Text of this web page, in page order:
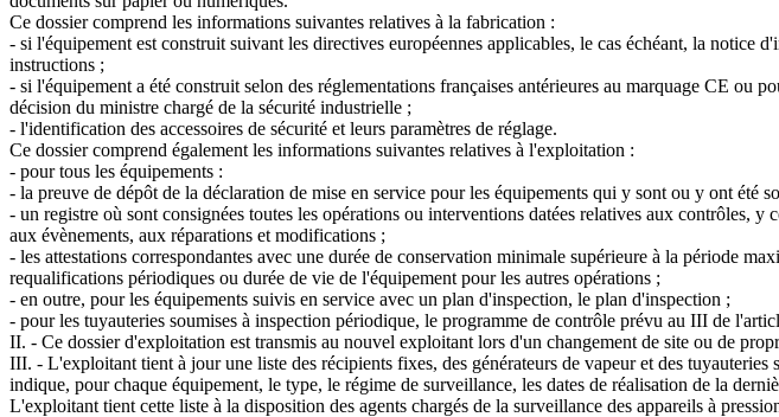
Ce dossier comprend les informations suivantes relatives à la fabrication :
- si l'équipement est construit suivant les directives européennes applicables, le cas échéant, la notice
instructions ;
- si l'équipement a été construit selon des réglementations françaises antérieures au marquage CE ou
décision du ministre chargé de la sécurité industrielle ;
- l'identification des accessoires de sécurité et leurs paramètres de réglage.
Ce dossier comprend également les informations suivantes relatives à l'exploitation :
- pour tous les équipements :
- la preuve de dépôt de la déclaration de mise en service pour les équipements qui y sont ou y ont été
- un registre où sont consignées toutes les opérations ou interventions datées relatives aux contrôles,
aux évènements, aux réparations et modifications ;
- les attestations correspondantes avec une durée de conservation minimale supérieure à la période
requalifications périodiques ou durée de vie de l'équipement pour les autres opérations ;
- en outre, pour les équipements suivis en service avec un plan d'inspection, le plan d'inspection ;
- pour les tuyauteries soumises à inspection périodique, le programme de contrôle prévu au III de
II. - Ce dossier d'exploitation est transmis au nouvel exploitant lors d'un changement de site ou de
III. - L'exploitant tient à jour une liste des récipients fixes, des générateurs de vapeur et des
indique, pour chaque équipement, le type, le régime de surveillance, les dates de réalisation de la
L'exploitant tient cette liste à la disposition des agents chargés de la surveillance des appareils à